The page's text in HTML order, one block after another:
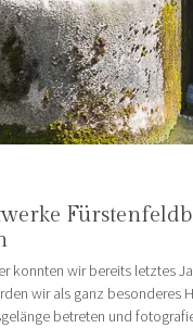
konnten wir bereits letztes
wir als ganz besonderes
betreten und